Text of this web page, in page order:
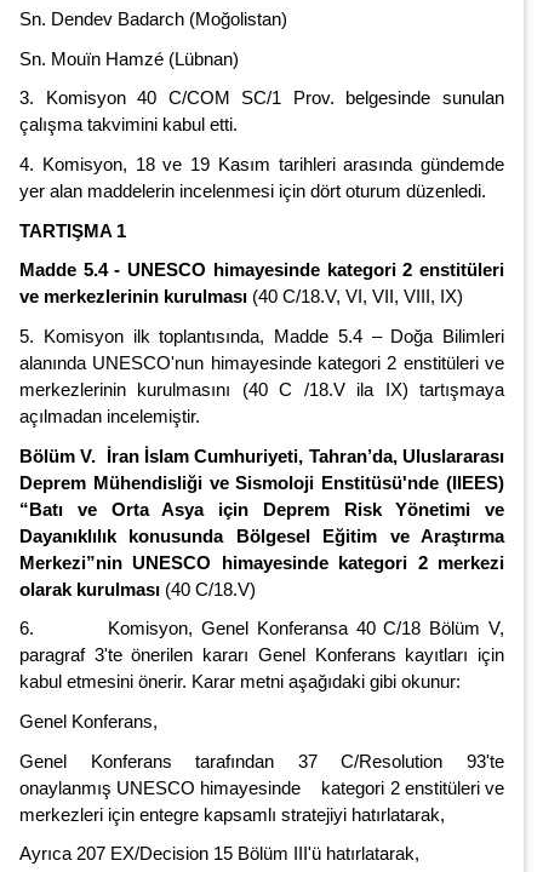
Sn. Dendev Badarch (Moğolistan)
Sn. Mouïn Hamzé (Lübnan)
3. Komisyon 40 C/COM SC/1 Prov. belgesinde sunulan
çalışma takvimini kabul etti.
4. Komisyon, 18 ve 19 Kasım tarihleri arasında gündemde
yer alan maddelerin incelenmesi için dört oturum düzenledi.
TARTIŞMA 1
Madde 5.4 - UNESCO himayesinde kategori 2 enstitüleri
ve merkezlerinin kurulması (40 C/18.V, VI, VII, VIII, IX)
5. Komisyon ilk toplantısında, Madde 5.4 – Doğa Bilimleri
alanında UNESCO'nun himayesinde kategori 2 enstitüleri ve
merkezlerinin kurulmasını (40 C /18.V ila IX) tartışmaya
açılmadan incelemiştir.
Bölüm V. İran İslam Cumhuriyeti, Tahran’da, Uluslararası
Deprem Mühendisliği ve Sismoloji Enstitüsü'nde (IIEES)
“Batı ve Orta Asya için Deprem Risk Yönetimi ve
Dayanıklılık konusunda Bölgesel Eğitim ve Araştırma
Merkezi”nin UNESCO himayesinde kategori 2 merkezi
olarak kurulması (40 C/18.V)
6. Komisyon, Genel Konferansa 40 C/18 Bölüm V,
paragraf 3'te önerilen kararı Genel Konferans kayıtları için
kabul etmesini önerir. Karar metni aşağıdaki gibi okunur:
Genel Konferans,
Genel Konferans tarafından 37 C/Resolution 93'te
onaylanmış UNESCO himayesinde kategori 2 enstitüleri ve
merkezleri için entegre kapsamlı stratejiyi hatırlatarak,
Ayrıca 207 EX/Decision 15 Bölüm III'ü hatırlatarak,